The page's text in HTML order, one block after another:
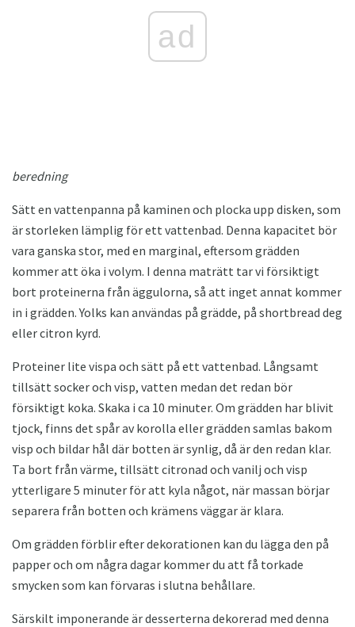
ad
beredning
Sätt en vattenpanna på kaminen och plocka upp disken, som
är storleken lämplig för ett vattenbad. Denna kapacitet bör
vara ganska stor, med en marginal, eftersom grädden
kommer att öka i volym. I denna maträtt tar vi försiktigt
bort proteinerna från äggulorna, så att inget annat kommer
in i grädden. Yolks kan användas på grädde, på shortbread deg
eller citron kyrd.
Proteiner lite vispa och sätt på ett vattenbad. Långsamt
tillsätt socker och visp, vatten medan det redan bör
försiktigt koka. Skaka i ca 10 minuter. Om grädden har blivit
tjock, finns det spår av korolla eller grädden samlas bakom
visp och bildar hål där botten är synlig, då är den redan klar.
Ta bort från värme, tillsätt citronad och vanilj och visp
ytterligare 5 minuter för att kyla något, när massan börjar
separera från botten och krämens väggar är klara.
Om grädden förblir efter dekorationen kan du lägga den på
papper och om några dagar kommer du att få torkade
smycken som kan förvaras i slutna behållare.
Särskilt imponerande är desserterna dekorerad med denna